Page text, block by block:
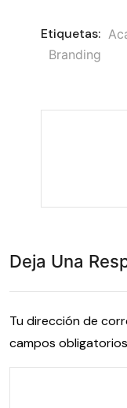
Etiquetas:
Branding
Deja Una
Tu dirección de
campos